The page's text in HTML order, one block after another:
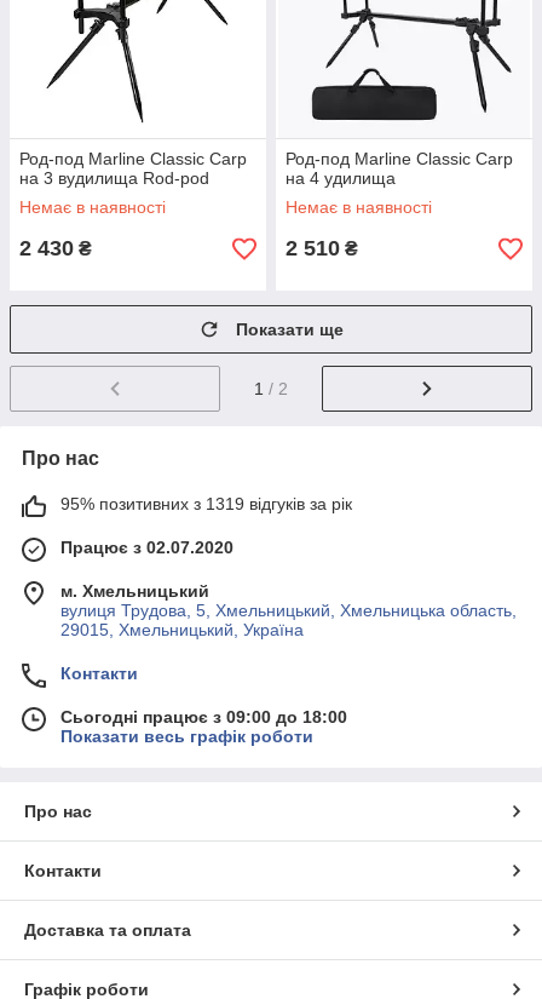
Род-под Marline Classic Carp
на 3 вудилища Rod-pod
Немає в наявності
2 430 ₴
Род-под Marline Classic Carp
на 4 удилища
Немає в наявності
2 510 ₴
Показати ще
1 / 2
Про нас
95% позитивних з 1319 відгуків за рік
Працює з 02.07.2020
м. Хмельницький
вулиця Трудова, 5, Хмельницький, Хмельницька область,
29015, Хмельницький, Україна
Контакти
Сьогодні працює з 09:00 до 18:00
Показати весь графік роботи
Про нас
Контакти
Доставка та оплата
Графік роботи